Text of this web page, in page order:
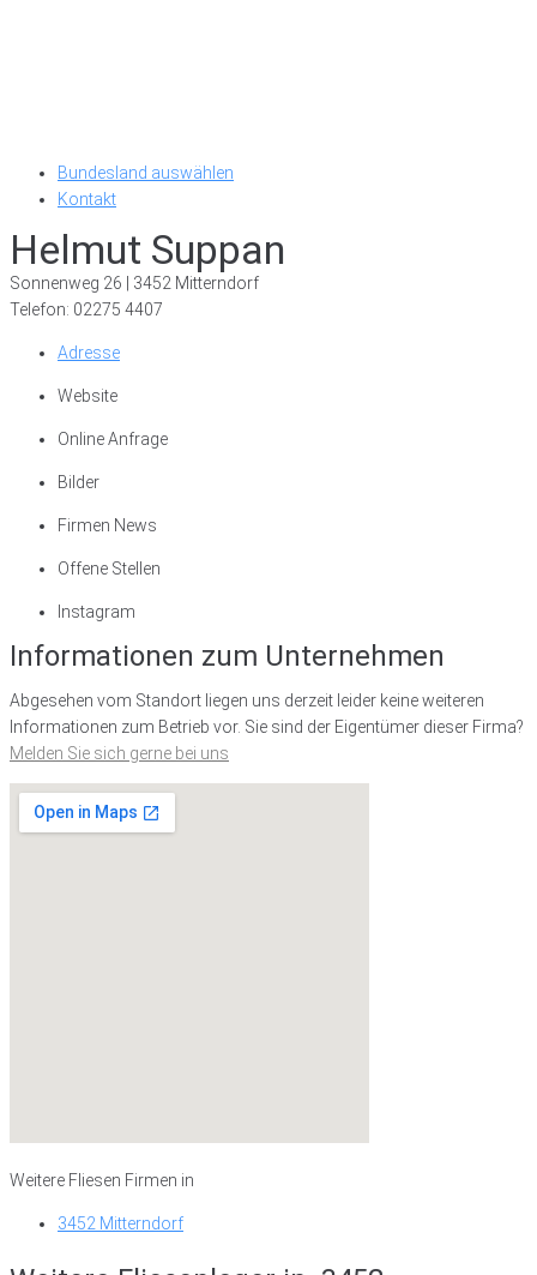
Bundesland auswählen
Kontakt
Helmut Suppan
Sonnenweg 26 | 3452 Mitterndorf
Telefon: 02275 4407
Adresse
Website
Online Anfrage
Bilder
Firmen News
Offene Stellen
Instagram
Informationen zum Unternehmen
Abgesehen vom Standort liegen uns derzeit leider keine weiteren
Informationen zum Betrieb vor. Sie sind der Eigentümer dieser Firma?
Melden Sie sich gerne bei uns
Weitere Fliesen Firmen in
3452 Mitterndorf